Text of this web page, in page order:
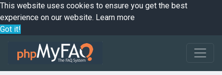
This website uses cookies to ensure you get the best
experience on our website. Learn more
Got it!